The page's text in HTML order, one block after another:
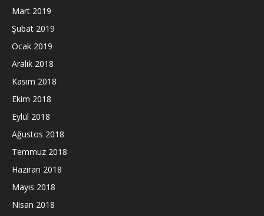
Mart 2019
Şubat 2019
Ocak 2019
Aralık 2018
Kasım 2018
Ekim 2018
Eylül 2018
Ağustos 2018
Temmuz 2018
Haziran 2018
Mayıs 2018
Nisan 2018